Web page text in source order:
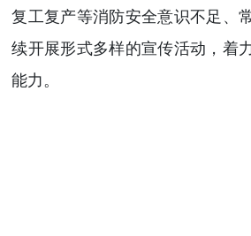
复工复产等消防安全意识不足、
续开展形式多样的宣传活动，着
能力。